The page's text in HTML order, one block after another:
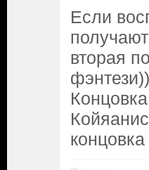
Если
вторая
фэнтези))
концовка